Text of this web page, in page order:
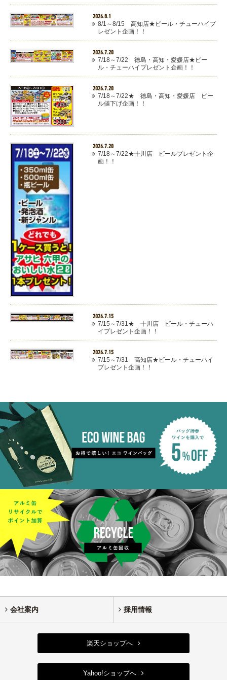
2026.8.1
8/1～8/15 高知店★ビール・チューハイプ
レゼント企画！！
2026.7.20
7/18～7/22 徳島・高知・愛媛店★ビー
ル・チューハイプレゼント企画！！
2026.7.20
7/18～7/22★ 徳島・高知・愛媛店 ビー
ル値下げ企画！！
2026.7.20
7/18～7/22★十川店 ビールプレゼント企
画！！
2026.7.15
7/15～7/31★ 十川店 ビール・チューハ
イプレゼント企画！！
2026.7.15
7/15～7/31 高知店★ビール・チューハイ
プレゼント企画！！
会社案内 採用情報
楽天ショップへ
Yahoo!ショップへ